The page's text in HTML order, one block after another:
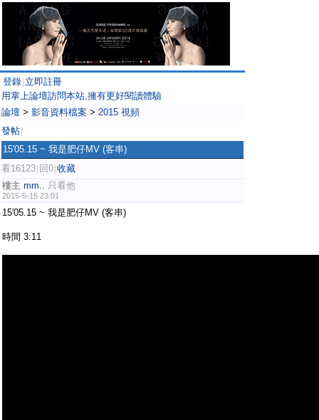
登錄 立即註冊
用掌上論壇訪問本站,擁有更好閱讀體驗
論壇 > 影音資料檔案 > 2015 視頻
發帖
15'05.15 ~ 我是肥仔MV (客串)
看16123 回0 收藏
樓主 mm.. 只看他
2015-5-15 23:01
15'05.15 ~ 我是肥仔MV (客串)
時間 3:11